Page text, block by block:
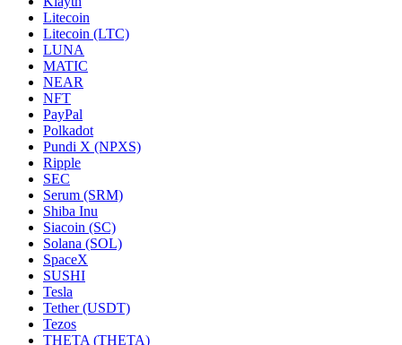
Litecoin
Litecoin (LTC)
LUNA
MATIC
NEAR
NFT
PayPal
Polkadot
Pundi X (NPXS)
Ripple
SEC
Serum (SRM)
Shiba Inu
Siacoin (SC)
Solana (SOL)
SpaceX
SUSHI
Tesla
Tether (USDT)
Tezos
THETA (THETA)